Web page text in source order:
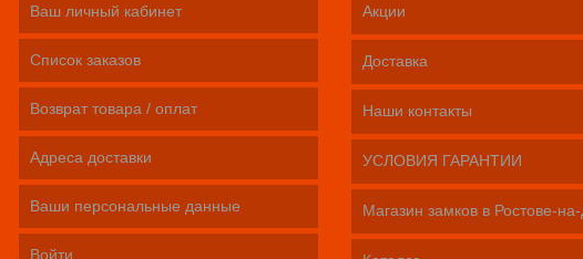
Ваш личный кабинет
Список заказов
Возврат товара / оплат
Адреса доставки
Ваши персональные данные
Войти
Акции
Доставка
Наши контакты
УСЛОВИЯ ГАРАНТИИ
Магазин замков в Ростове-